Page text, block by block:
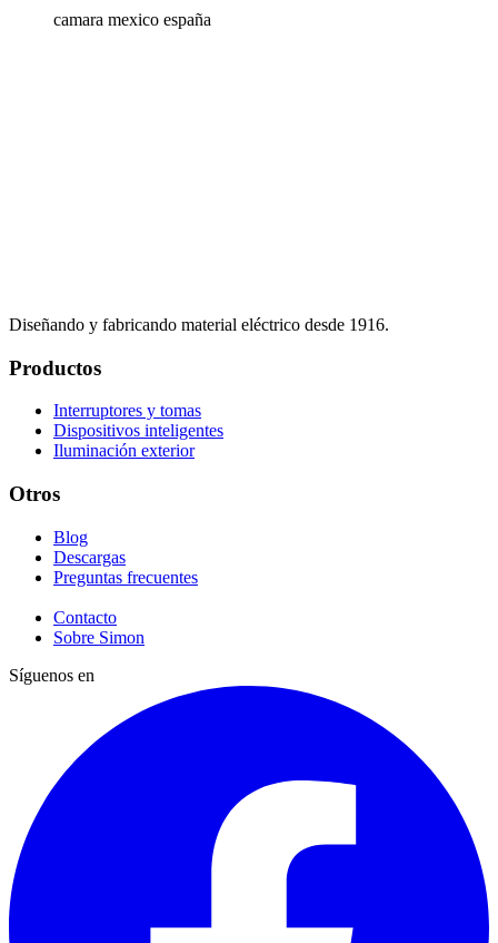
camara mexico españa
Diseñando y fabricando material eléctrico desde 1916.
Productos
Interruptores y tomas
Dispositivos inteligentes
Iluminación exterior
Otros
Blog
Descargas
Preguntas frecuentes
Contacto
Sobre Simon
Síguenos en